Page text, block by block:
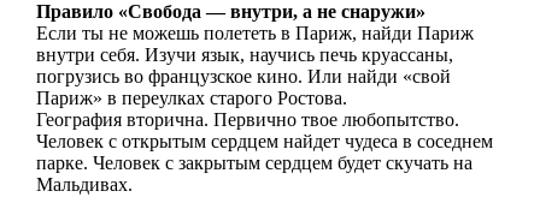
Правило «Свобода — внутри, а не снаружи»
Если ты не можешь полететь в Париж, найди Париж
внутри себя. Изучи язык, научись печь круассаны,
погрузись во французское кино. Или найди «свой
Париж» в переулках старого Ростова.
География вторична. Первично твое любопытство.
Человек с открытым сердцем найдет чудеса в соседнем
парке. Человек с закрытым сердцем будет скучать на
Мальдивах.